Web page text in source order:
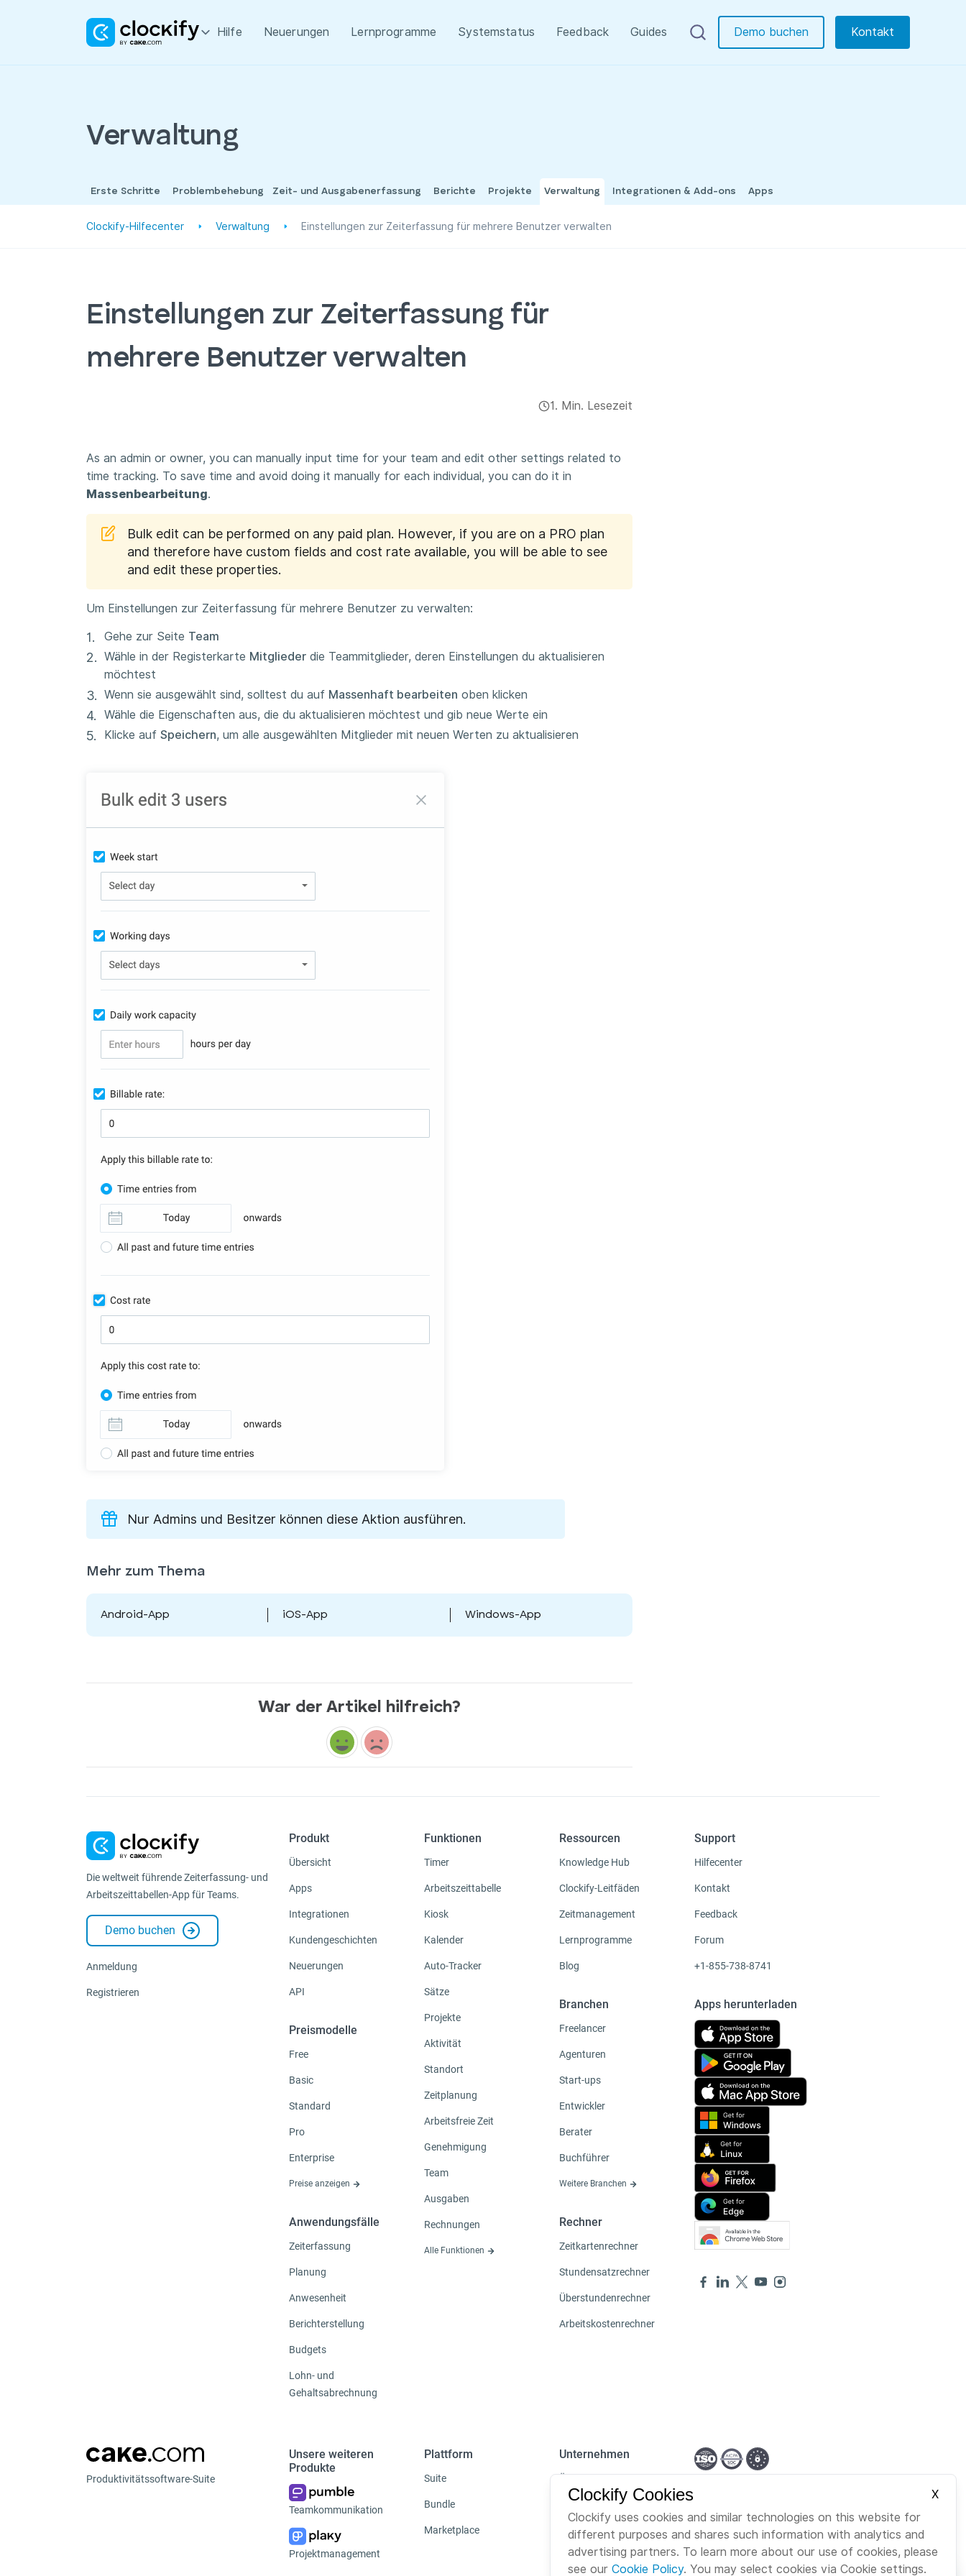
Hilfe Neuerungen Lernprogramme Systemstatus Feedback Guides Demo buchen Kontakt
Verwaltung
Integrationen & Add-ons
Erste Schritte Zeit- und Ausgabenerfassung Berichte Projekte Verwaltung Apps
Problembehebung
Clockify-Hilfecenter Verwaltung Einstellungen zur Zeiterfassung für mehrere Benutzer verwalten
Einstellungen zur Zeiterfassung für
mehrere Benutzer verwalten
1. Min. Lesezeit
As an admin or owner, you can manually input time for your team and edit other settings related to
time tracking. To save time and avoid doing it manually for each individual, you can do it in
Massenbearbeitung.
Bulk edit can be performed on any paid plan. However, if you are on a PRO plan
and therefore have custom fields and cost rate available, you will be able to see
and edit these properties.
Um Einstellungen zur Zeiterfassung für mehrere Benutzer zu verwalten:
Gehe zur Seite Team
Wähle in der Registerkarte Mitglieder die Teammitglieder, deren Einstellungen du aktualisieren
möchtest
Wenn sie ausgewählt sind, solltest du auf Massenhaft bearbeiten oben klicken
Wähle die Eigenschaften aus, die du aktualisieren möchtest und gib neue Werte ein
Klicke auf Speichern, um alle ausgewählten Mitglieder mit neuen Werten zu aktualisieren
Nur Admins und Besitzer können diese Aktion ausführen.
Mehr zum Thema
Android-App iOS-App Windows-App
War der Artikel hilfreich?
Die weltweit führende Zeiterfassung- und
Arbeitszeittabellen-App für Teams.
Demo buchen
Anmeldung
Registrieren
Produkt
Übersicht
Apps
Integrationen
Kundengeschichten
Neuerungen
API
Preismodelle
Free
Basic
Standard
Pro
Enterprise
Preise anzeigen
Anwendungsfälle
Zeiterfassung
Planung
Anwesenheit
Berichterstellung
Budgets
Lohn- und
Gehaltsabrechnung
Funktionen
Timer
Arbeitszeittabelle
Kiosk
Kalender
Auto-Tracker
Sätze
Projekte
Aktivität
Standort
Zeitplanung
Arbeitsfreie Zeit
Genehmigung
Team
Ausgaben
Rechnungen
Alle Funktionen
Ressourcen
Knowledge Hub
Clockify-Leitfäden
Zeitmanagement
Lernprogramme
Blog
Branchen
Freelancer
Agenturen
Start-ups
Entwickler
Berater
Buchführer
Weitere Branchen
Rechner
Zeitkartenrechner
Stundensatzrechner
Überstundenrechner
Arbeitskostenrechner
Support
Hilfecenter
Kontakt
Feedback
Forum
+1-855-738-8741
Apps herunterladen
Produktivitätssoftware-Suite
Unsere weiteren
Produkte
Teamkommunikation
Projektmanagement
Plattform
Suite
Bundle
Marketplace
Unternehmen
Über uns
Karriere
Brand
Clockify Cookies
X
Clockify uses cookies and similar technologies on this website for
different purposes and shares such information with analytics and
advertising partners. To learn more about our use of cookies, please
see our Cookie Policy. You may select cookies via Cookie settings.